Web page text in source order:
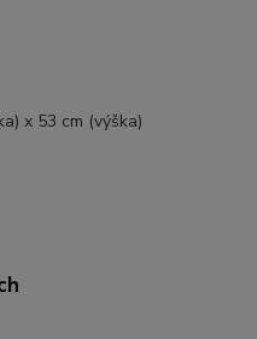
x 53 cm (výška)